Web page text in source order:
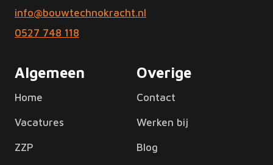
info@bouwtechnokracht.nl
0527 748 118
Algemeen
Home
Vacatures
ZZP
Overige
Contact
Werken bij
Blog